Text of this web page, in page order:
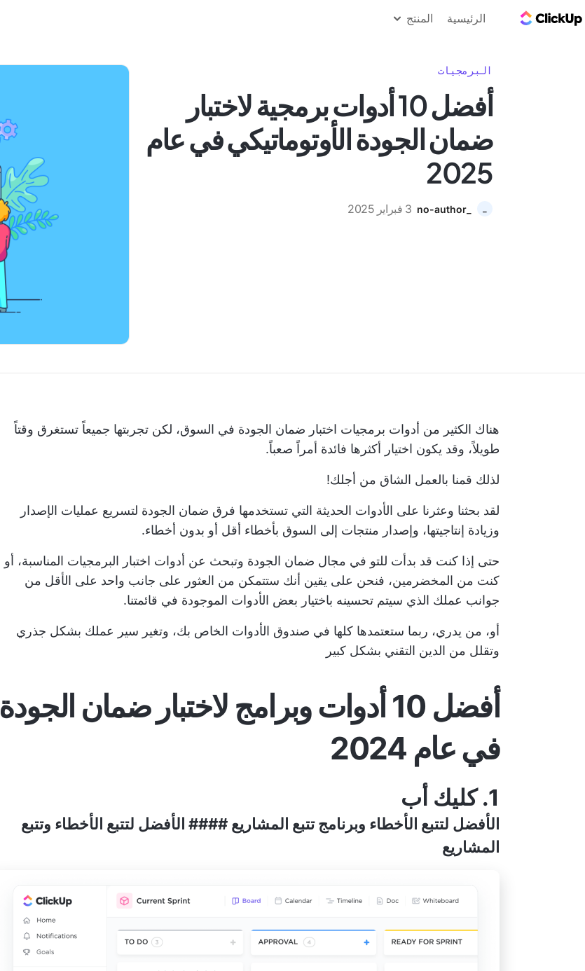
الرئيسية المنتج
البرمجيات
أفضل 10 أدوات برمجية لاختبار
ضمان الجودة الأوتوماتيكي في عام
2025
3 فبراير 2025
هناك الكثير من أدوات برمجيات اختبار ضمان الجودة في السوق، لكن تجربتها جميعاً تستغرق وقتاً
طويلاً، وقد يكون اختيار أكثرها فائدة أمراً صعباً.
لذلك قمنا بالعمل الشاق من أجلك!
لقد بحثنا وعثرنا على الأدوات الحديثة التي تستخدمها فرق ضمان الجودة لتسريع عمليات الإصدار
وزيادة إنتاجيتها، وإصدار منتجات إلى السوق بأخطاء أقل أو بدون أخطاء.
حتى إذا كنت قد بدأت للتو في مجال ضمان الجودة وتبحث عن أدوات اختبار البرمجيات المناسبة، أو
كنت من المخضرمين، فنحن على يقين أنك ستتمكن من العثور على جانب واحد على الأقل من
جوانب عملك الذي سيتم تحسينه باختيار بعض الأدوات الموجودة في قائمتنا.
أو، من يدري، ربما ستعتمدها كلها في صندوق الأدوات الخاص بك، وتغير سير عملك بشكل جذري
وتقلل من الدين التقني بشكل كبير
أفضل 10 أدوات وبرامج لاختبار ضمان الجودة
في عام 2024
1. كليك أب
الأفضل لتتبع الأخطاء وبرنامج تتبع المشاريع #### الأفضل لتتبع الأخطاء وتتبع
المشاريع